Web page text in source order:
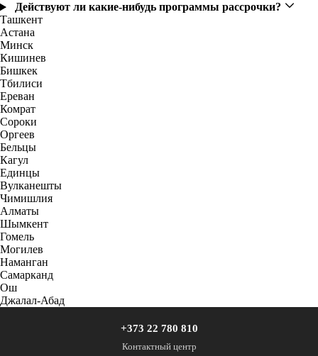
Действуют ли какие-нибудь программы рассрочки?
Ташкент
Астана
Минск
Кишинев
Бишкек
Тбилиси
Ереван
Комрат
Сороки
Оргеев
Бельцы
Кагул
Единцы
Вулканешты
Чимишлия
Алматы
Шымкент
Гомель
Могилев
Наманган
Самарканд
Ош
Джалал-Абад
+373 22 780 810
Контактный центр